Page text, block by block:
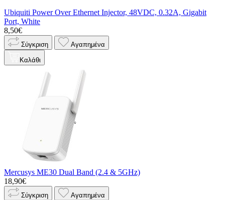
Ubiquiti Power Over Ethernet Injector, 48VDC, 0.32A, Gigabit
Port, White
8,50€
Σύγκριση Αγαπημένα
Καλάθι
Mercusys ME30 Dual Band (2.4 & 5GHz)
18,90€
Σύγκριση Αγαπημένα